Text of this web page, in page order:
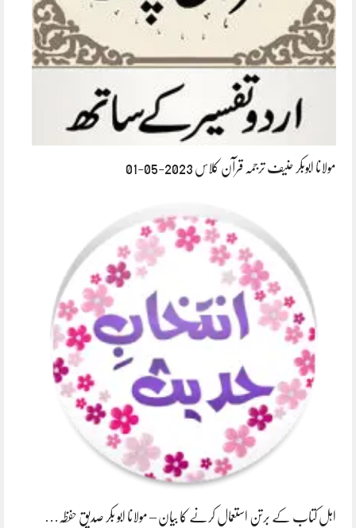
مولانا ابوبکر حنیف ترجمہ قرآن کلاس 2023-05-01
اہل کتاب کے برتن استعمال کرنے کا بیان – مولانا ابو بکر صدیق حفظہ…